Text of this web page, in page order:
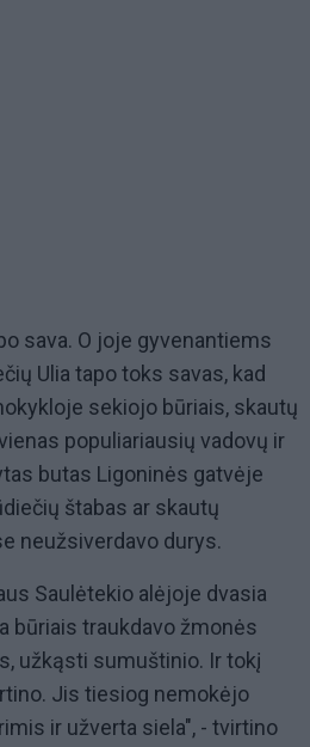
sava. O joje gyvenantiems
Ulia tapo toks savas, kad
sekiojo būriais, skautų
populiariausių vadovų ir
butas Ligoninės gatvėje
štabas ar skautų
neužsiverdavo durys.
Saulėtekio alėjoje dvasia
būriais traukdavo žmonės
užkąsti sumuštinio. Ir tokį
Jis tiesiog nemokėjo
ir užverta siela", - tvirtino